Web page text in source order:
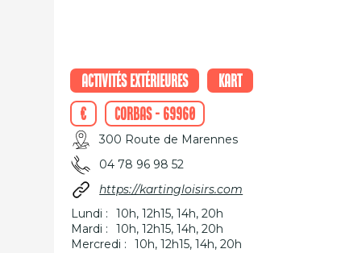
Activités extérieures
Kart
€
Corbas - 69960
300 Route de Marennes
04 78 96 98 52
https://kartingloisirs.com
Lundi :
10h, 12h15, 14h, 20h
Mardi :
10h, 12h15, 14h, 20h
Mercredi :
10h, 12h15, 14h, 20h